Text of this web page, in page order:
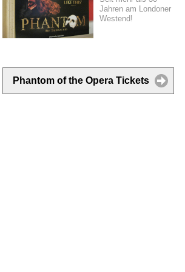
Jahren am Londoner
Westend!
Phantom of the Opera Tickets